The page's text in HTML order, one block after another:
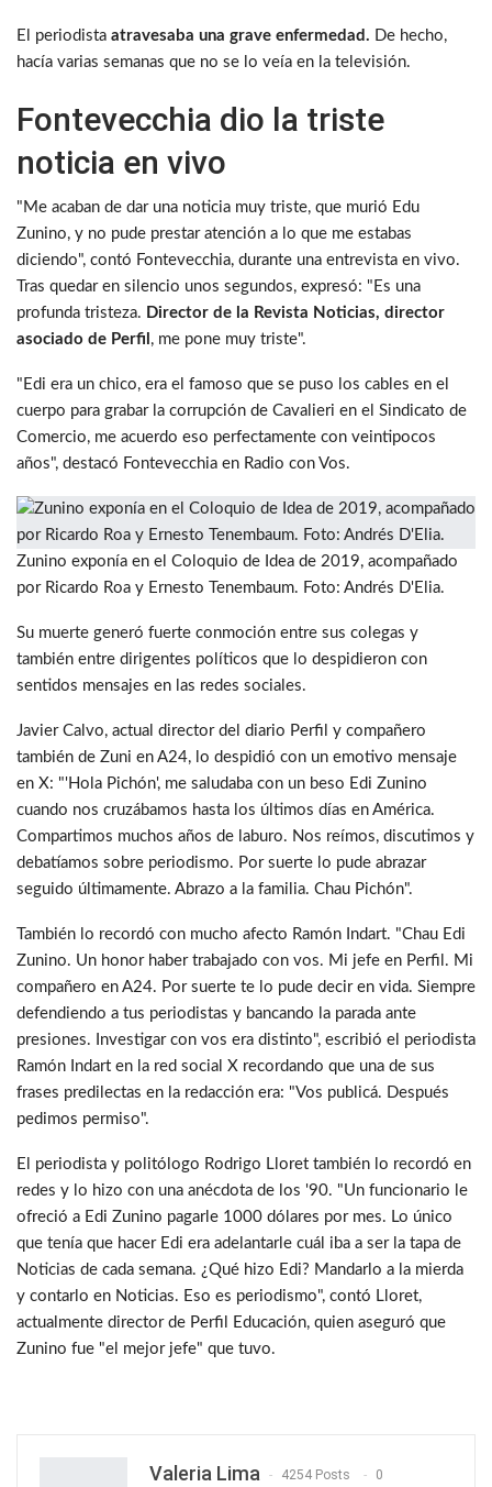
El periodista atravesaba una grave enfermedad. De hecho,
hacía varias semanas que no se lo veía en la televisión.
Fontevecchia dio la triste
noticia en vivo
"Me acaban de dar una noticia muy triste, que murió Edu
Zunino, y no pude prestar atención a lo que me estabas
diciendo", contó Fontevecchia, durante una entrevista en vivo.
Tras quedar en silencio unos segundos, expresó: "Es una
profunda tristeza. Director de la Revista Noticias, director
asociado de Perfil , me pone muy triste".
"Edi era un chico, era el famoso que se puso los cables en el
cuerpo para grabar la corrupción de Cavalieri en el Sindicato de
Comercio, me acuerdo eso perfectamente con veintipocos
años", destacó Fontevecchia en Radio con Vos.
Zunino exponía en el Coloquio de Idea de 2019, acompañado
por Ricardo Roa y Ernesto Tenembaum. Foto: Andrés D'Elia.
Su muerte generó fuerte conmoción entre sus colegas y
también entre dirigentes políticos que lo despidieron con
sentidos mensajes en las redes sociales.
Javier Calvo, actual director del diario Perfil y compañero
también de Zuni en A24, lo despidió con un emotivo mensaje
en X: "'Hola Pichón', me saludaba con un beso Edi Zunino
cuando nos cruzábamos hasta los últimos días en América.
Compartimos muchos años de laburo. Nos reímos, discutimos y
debatíamos sobre periodismo. Por suerte lo pude abrazar
seguido últimamente. Abrazo a la familia. Chau Pichón".
También lo recordó con mucho afecto Ramón Indart. "Chau Edi
Zunino. Un honor haber trabajado con vos. Mi jefe en Perfil. Mi
compañero en A24. Por suerte te lo pude decir en vida. Siempre
defendiendo a tus periodistas y bancando la parada ante
presiones. Investigar con vos era distinto", escribió el periodista
Ramón Indart en la red social X recordando que una de sus
frases predilectas en la redacción era: "Vos publicá. Después
pedimos permiso".
El periodista y politólogo Rodrigo Lloret también lo recordó en
redes y lo hizo con una anécdota de los '90. "Un funcionario le
ofreció a Edi Zunino pagarle 1000 dólares por mes. Lo único
que tenía que hacer Edi era adelantarle cuál iba a ser la tapa de
Noticias de cada semana. ¿Qué hizo Edi? Mandarlo a la mierda
y contarlo en Noticias. Eso es periodismo", contó Lloret,
actualmente director de Perfil Educación, quien aseguró que
Zunino fue "el mejor jefe" que tuvo.
Valeria Lima 4254 Posts 0